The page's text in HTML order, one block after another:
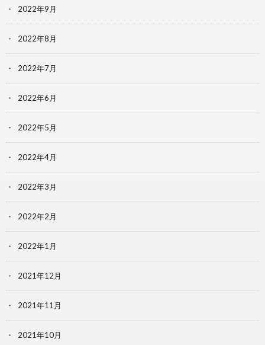
2022年9月
2022年8月
2022年7月
2022年6月
2022年5月
2022年4月
2022年3月
2022年2月
2022年1月
2021年12月
2021年11月
2021年10月